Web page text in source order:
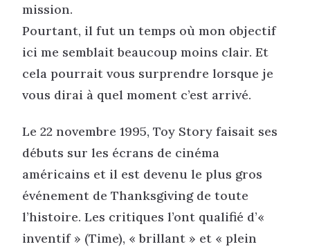
mission.
Pourtant, il fut un temps où mon objectif
ici me semblait beaucoup moins clair. Et
cela pourrait vous surprendre lorsque je
vous dirai à quel moment c’est arrivé.
Le 22 novembre 1995, Toy Story faisait ses
débuts sur les écrans de cinéma
américains et il est devenu le plus gros
événement de Thanksgiving de toute
l’histoire. Les critiques l’ont qualifié d’«
inventif » (Time), « brillant » et « plein